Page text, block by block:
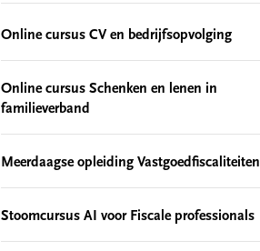
Online cursus CV en bedrijfsopvolging
Online cursus Schenken en lenen in
familieverband
Meerdaagse opleiding Vastgoedfiscaliteiten
Stoomcursus AI voor Fiscale professionals